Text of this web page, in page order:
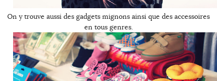
On y trouve aussi des gadgets mignons ainsi que des accessoires
en tous genres.